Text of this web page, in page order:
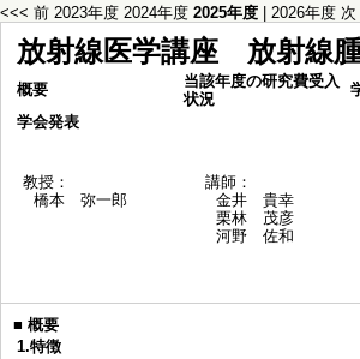
<<< 前 2023年度 2024年度 2025年度 2026年度 次
放射線医学講座 放射線
概要
当該年度の研究費受入
状況
学会発表
教授：
橋本 弥一郎
講師：
金井 貴幸
栗林 茂彦
河野 佐和
■ 概要
1.特徴